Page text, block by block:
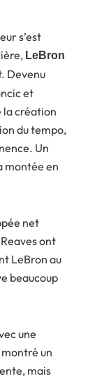
s’est
LeBron
Devenu
et
la création
du tempo,
Un
montée en
net
ont
LeBron au
beaucoup
une
un
mais